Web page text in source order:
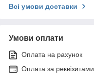
Всі умови доставки
Умови оплати
Оплата на рахунок
Оплата за реквізитами